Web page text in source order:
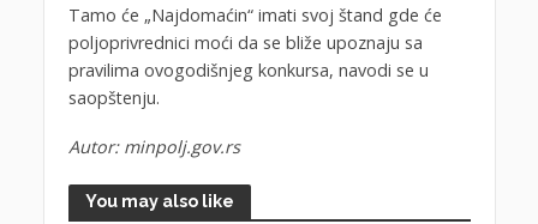
Tamo će „Najdomaćin“ imati svoj štand gde će
poljoprivrednici moći da se bliže upoznaju sa
pravilima ovogodišnjeg konkursa, navodi se u
saopštenju.
Autor: minpolj.gov.rs
You may also like